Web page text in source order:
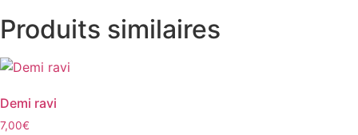
Produits similaires
Demi ravi
7,00€